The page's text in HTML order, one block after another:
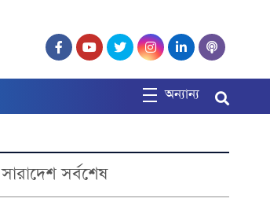
অন্যান্য
সারাদেশ সর্বশেষ